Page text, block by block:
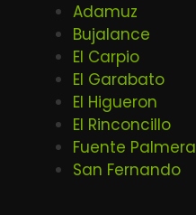
Adamuz
Bujalance
El Carpio
El Garabato
El Higueron
El Rinconcillo
Fuente Palmera
San Fernando